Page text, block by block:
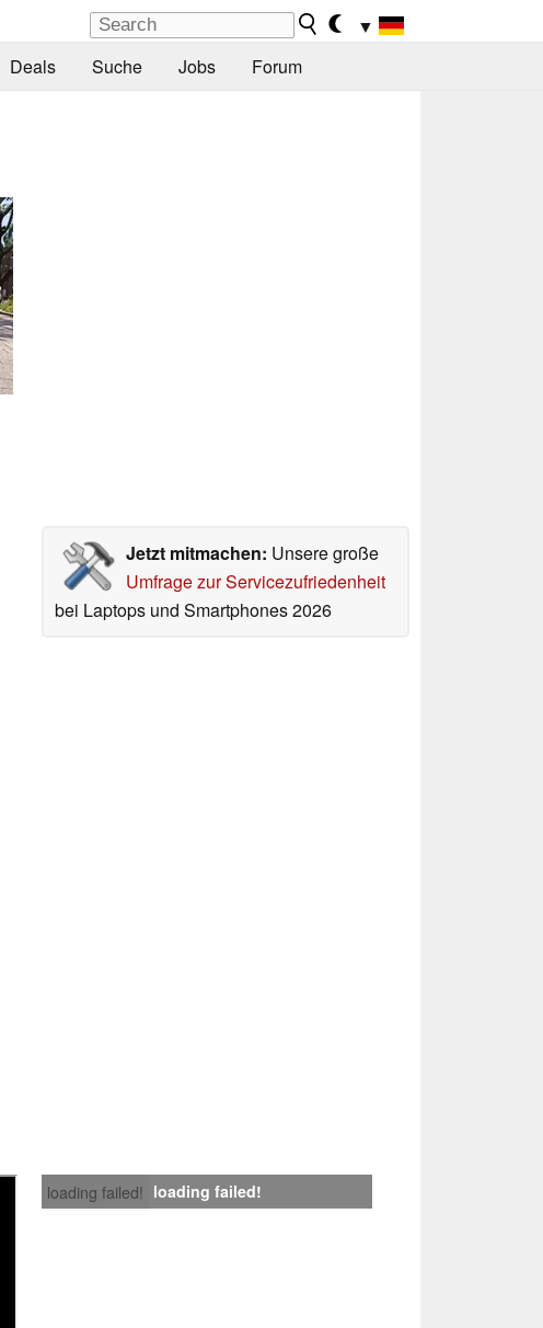
▼
Deals Suche Jobs Forum
Jetzt mitmachen: Unsere große
Umfrage zur Servicezufriedenheit
bei Laptops und Smartphones 2026
loading failed! loading failed!